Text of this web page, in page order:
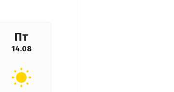
Пт
14.08